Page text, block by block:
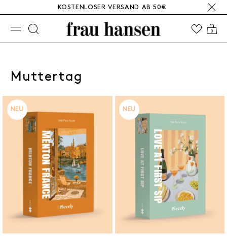
KOSTENLOSER VERSAND AB 50€
0
☰
Muttertag
NEU NEU